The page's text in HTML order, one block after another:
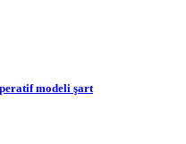
modeli şart